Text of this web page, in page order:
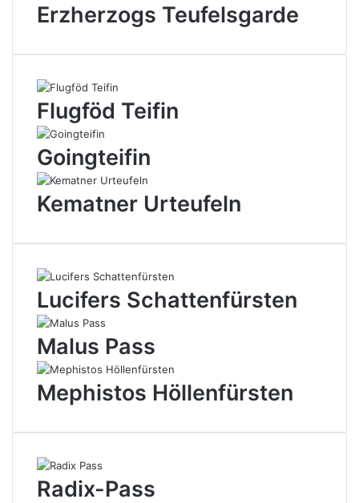
Erzherzogs Teufelsgarde
Flugföd Teifin
Goingteifin
Kematner Urteufeln
Lucifers Schattenfürsten
Malus Pass
Mephistos Höllenfürsten
Radix-Pass